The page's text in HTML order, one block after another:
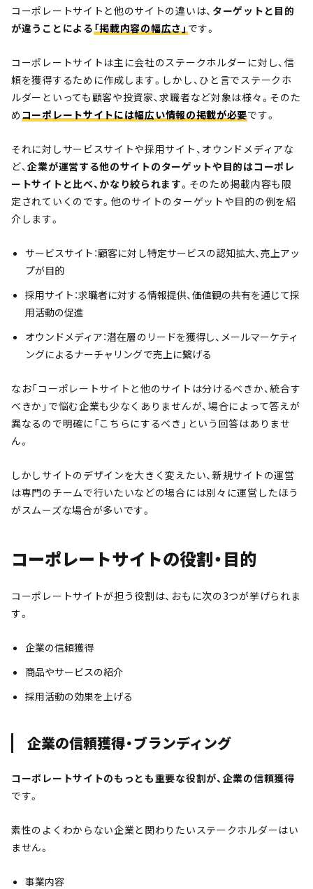
コーポレートサイトと他のサイトの違いは、 ターゲットと目的
が違うことによる「掲載内容の幅広さ」です。
コーポレートサイトは主に会社のステークホルダーに対し、信
頼を獲得するために作成します。しかし、ひと言でステークホ
ルダーといっても顧客や投資家、求職者など対象は様々。そのた
めコーポレートサイトには幅広い情報の掲載が必要です。
それに対しサービスサイトや採用サイト、オウンドメディアな
ど、企業が運営する他のサイトのターゲットや目的はコーポレ
ートサイトと比べ、かなり絞られます。そのため掲載内容も限
定されていくのです。他のサイトのターゲットや目的の例を紹
介します。
サービスサイト：顧客に対し特定サービスの認知拡大、売上アッ
プが目的
採用サイト：求職者に対する情報提供、価値観の共有を通じて採
用活動の促進
オウンドメディア：潜在層のリードを獲得し、メールマーケティ
ングによるナーチャリングで売上に繋げる
なお「コーポレートサイトと他のサイトは分けるべきか、統合す
べきか」で悩む企業も少なくありませんが、場合によって答えが
異なるので明確に「こちらにするべき」という回答はありませ
ん。
しかしサイトのデザインを大きく変えたい、新規サイトの運営
は専門のチームで行いたいなどの場合には別々に運営したほう
がスムーズな場合が多いです。
コーポレートサイトの役割・目的
コーポレートサイトが担う役割は、おもに次の3つが挙げられま
す。
企業の信頼獲得
商品やサービスの紹介
採用活動の効果を上げる
企業の信頼獲得・ブランディング
コーポレートサイトのもっとも重要な役割が、企業の信頼獲得
です。
素性のよくわからない企業と関わりたいステークホルダーはい
ません。
事業内容